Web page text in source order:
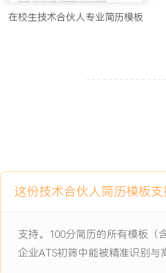
家标杆客户。
解析、向量化存储与大型语言模
应速度有高要求的XXX人以上规模
1.模块开发：负责知识抽取与向量
写高性能文本处理流水线，集成
在校生技术合伙人专业简历模板
这份技术合伙人简历模板
支持。100分简历的所有模板（
企业ATS初筛中能被精准识别与